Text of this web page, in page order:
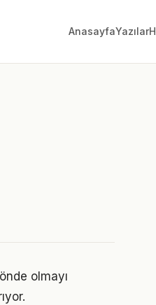
AnasayfaYazılar
olmayı